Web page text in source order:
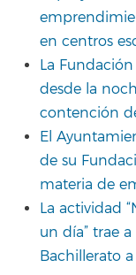
en centros
La
desde la
contención
El
de su
materia de
La actividad
un día” trae
Bachillerato a